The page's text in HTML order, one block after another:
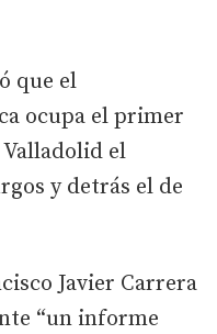
que el
ocupa el primer
el
y detrás el de
Javier Carrera
“un informe